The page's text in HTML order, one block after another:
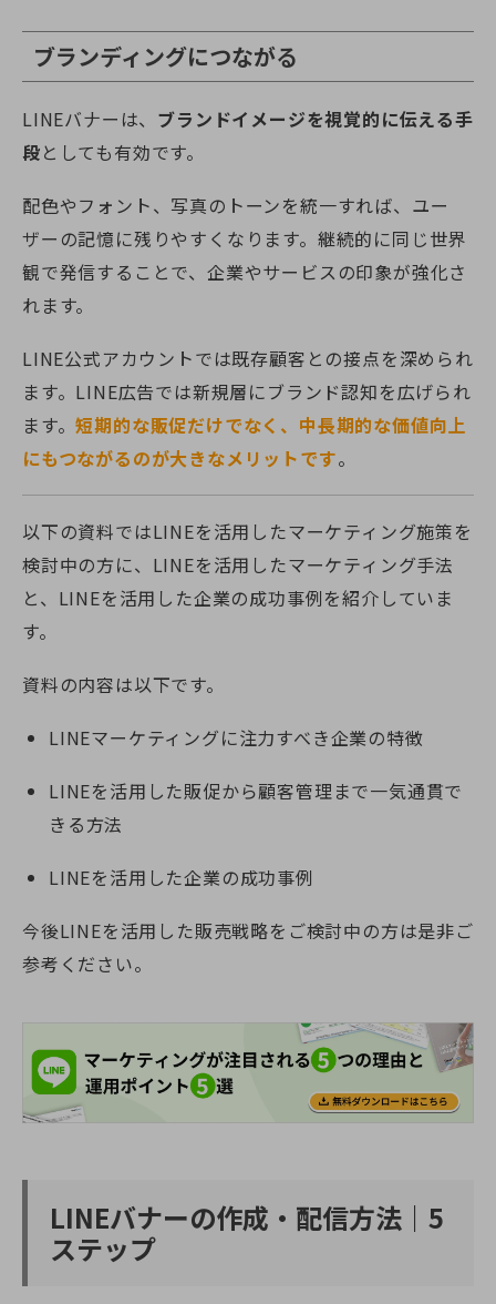
ブランディングにつながる
LINEバナーは、 ブランドイメージを視覚的に伝える手
段としても有効です。
配色やフォント、写真のトーンを統一すれば、ユー
ザーの記憶に残りやすくなります。継続的に同じ世界
観で発信することで、企業やサービスの印象が強化さ
れます。
LINE公式アカウントでは既存顧客との接点を深められ
ます。LINE広告では新規層にブランド認知を広げられ
ます。短期的な販促だけでなく、中長期的な価値向上
にもつながるのが大きなメリットです。
以下の資料ではLINEを活用したマーケティング施策を
検討中の方に、LINEを活用したマーケティング手法
と、LINEを活用した企業の成功事例を紹介していま
す。
資料の内容は以下です。
LINEマーケティングに注力すべき企業の特徴
LINEを活用した販促から顧客管理まで一気通貫で
きる方法
LINEを活用した企業の成功事例
今後LINEを活用した販売戦略をご検討中の方は是非ご
参考ください。
LINEバナーの作成・配信方法｜5
ステップ